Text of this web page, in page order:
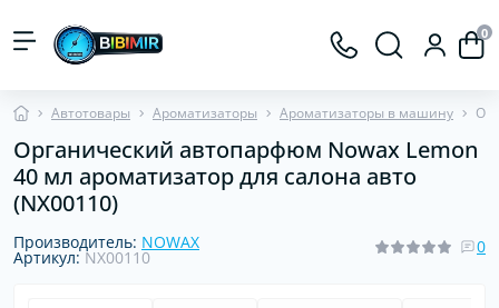
0
Автотовары Ароматизаторы Ароматизаторы в машину
Органический автопарфюм Nowax Lemon
40 мл ароматизатор для салона авто
(NX00110)
Производитель: NOWAX
Артикул: NX00110
0